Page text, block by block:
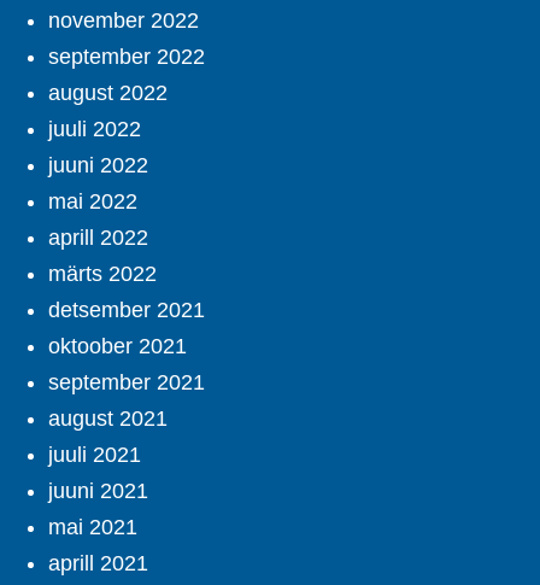
november 2022
september 2022
august 2022
juuli 2022
juuni 2022
mai 2022
aprill 2022
märts 2022
detsember 2021
oktoober 2021
september 2021
august 2021
juuli 2021
juuni 2021
mai 2021
aprill 2021